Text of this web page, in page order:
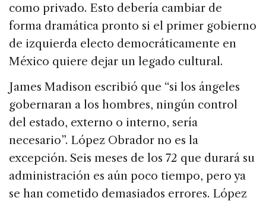
como privado. Esto debería cambiar de
forma dramática pronto si el primer gobierno
de izquierda electo democráticamente en
México quiere dejar un legado cultural.
James Madison escribió que “si los ángeles
gobernaran a los hombres, ningún control
del estado, externo o interno, sería
necesario”. López Obrador no es la
excepción. Seis meses de los 72 que durará su
administración es aún poco tiempo, pero ya
se han cometido demasiados errores. López